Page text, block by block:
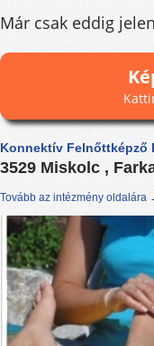
Már csak eddig
Konnektív Felnőttképző
3529 Miskolc ,
Tovább az intézmény oldalára